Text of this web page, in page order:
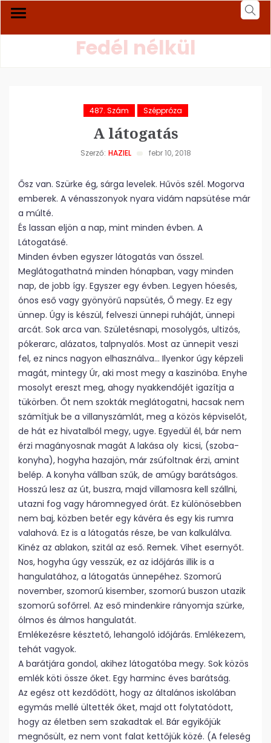
Fedél nélkül
487. Szám Széppróza
A látogatás
Szerző: HAZIEL febr 10, 2018
Ősz van. Szürke ég, sárga levelek. Hűvös szél. Mogorva
emberek. A vénasszonyok nyara vidám napsütése már
a múlté.
És lassan eljön a nap, mint minden évben. A
Látogatásé.
Minden évben egyszer látogatás van ősszel.
Meglátogathatná minden hónapban, vagy minden
nap, de jobb így. Egyszer egy évben. Legyen hóesés,
ónos eső vagy gyönyörű napsütés, Ő megy. Ez egy
ünnep. Úgy is készül, felveszi ünnepi ruháját, ünnepi
arcát. Sok arca van. Születésnapi, mosolygós, ultizós,
pókerarc, alázatos, talpnyalós. Most az ünnepit veszi
fel, ez nincs nagyon elhasználva… Ilyenkor úgy képzeli
magát, mintegy Úr, aki most megy a kaszinóba. Enyhe
mosolyt ereszt meg, ahogy nyakkendőjét igazítja a
tükörben. Őt nem szokták meglátogatni, hacsak nem
számítjuk be a villanyszámlát, meg a közös képviselőt,
de hát ez hivatalból megy, ugye. Egyedül él, bár nem
érzi magányosnak magát A lakása oly kicsi, (szoba-
konyha), hogyha hazajön, már zsúfoltnak érzi, amint
belép. A konyha vállban szűk, de amúgy barátságos.
Hosszú lesz az út, buszra, majd villamosra kell szállni,
utazni fog vagy háromnegyed órát. Ez különösebben
nem baj, közben betér egy kávéra és egy kis rumra
valahová. Ez is a látogatás része, be van kalkulálva.
Kinéz az ablakon, szitál az eső. Remek. Vihet esernyőt.
Nos, hogyha úgy vesszük, ez az időjárás illik is a
hangulatához, a látogatás ünnepéhez. Szomorú
november, szomorú kisember, szomorú buszon utazik
szomorú sofőrrel. Az eső mindenkire rányomja szürke,
ólmos és álmos hangulatát.
Emlékezésre késztető, lehangoló időjárás. Emlékezem,
tehát vagyok.
A barátjára gondol, akihez látogatóba megy. Sok közös
emlék köti össze őket. Egy harminc éves barátság.
Az egész ott kezdődött, hogy az általános iskolában
egymás mellé ültették őket, majd ott folytatódott,
hogy az életben sem szakadtak el. Bár egyikőjük
megnősült, ez nem vont falat kettőjük közé. (A feleség